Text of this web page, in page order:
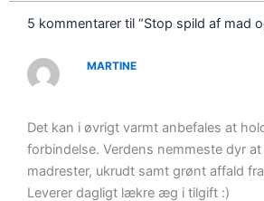
5 kommentarer til “Stop spild af mad
MARTINE
Det kan i øvrigt varmt anbefales at
forbindelse. Verdens nemmeste dyr
madrester, ukrudt samt grønt affald
Leverer dagligt lækre æg i tilgift :)